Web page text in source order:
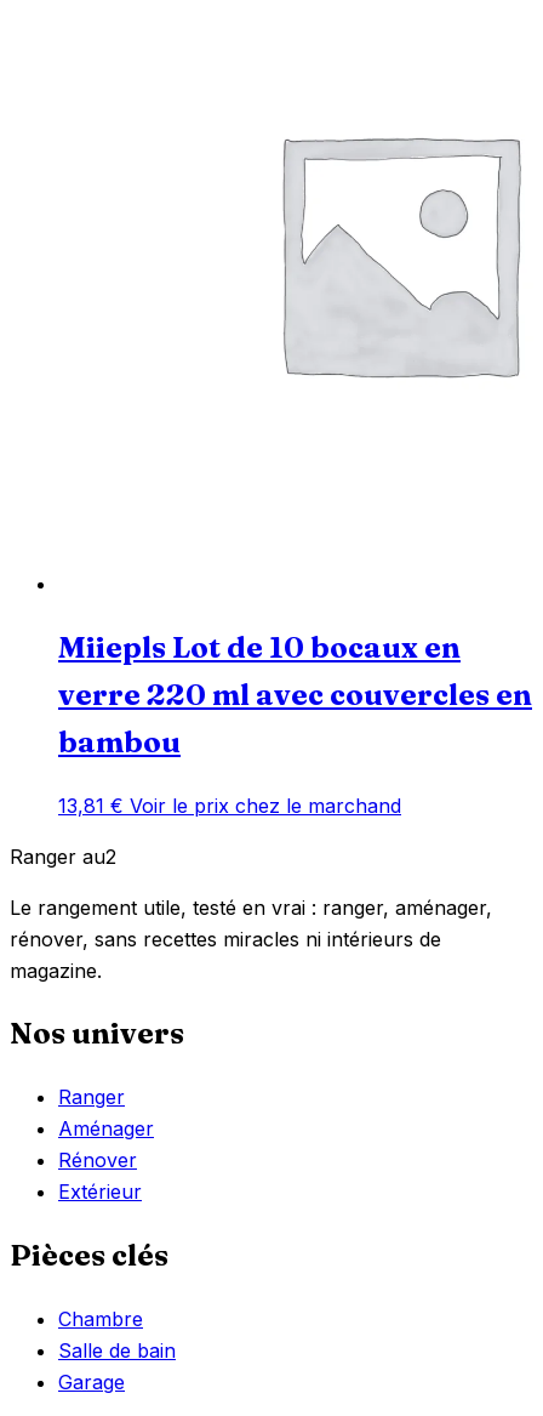
Miiepls Lot de 10 bocaux en
verre 220 ml avec couvercles en
bambou
13,81 € Voir le prix chez le marchand
Ranger au2
Le rangement utile, testé en vrai : ranger, aménager,
rénover, sans recettes miracles ni intérieurs de
magazine.
Nos univers
Ranger
Aménager
Rénover
Extérieur
Pièces clés
Chambre
Salle de bain
Garage